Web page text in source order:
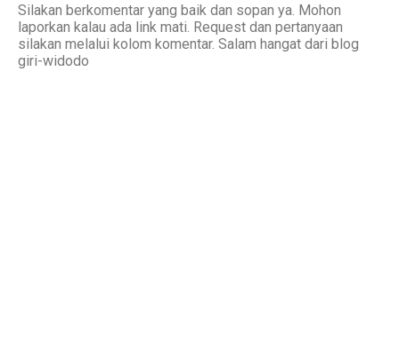
Silakan berkomentar yang baik dan sopan ya. Mohon
laporkan kalau ada link mati. Request dan pertanyaan
silakan melalui kolom komentar. Salam hangat dari blog
giri-widodo